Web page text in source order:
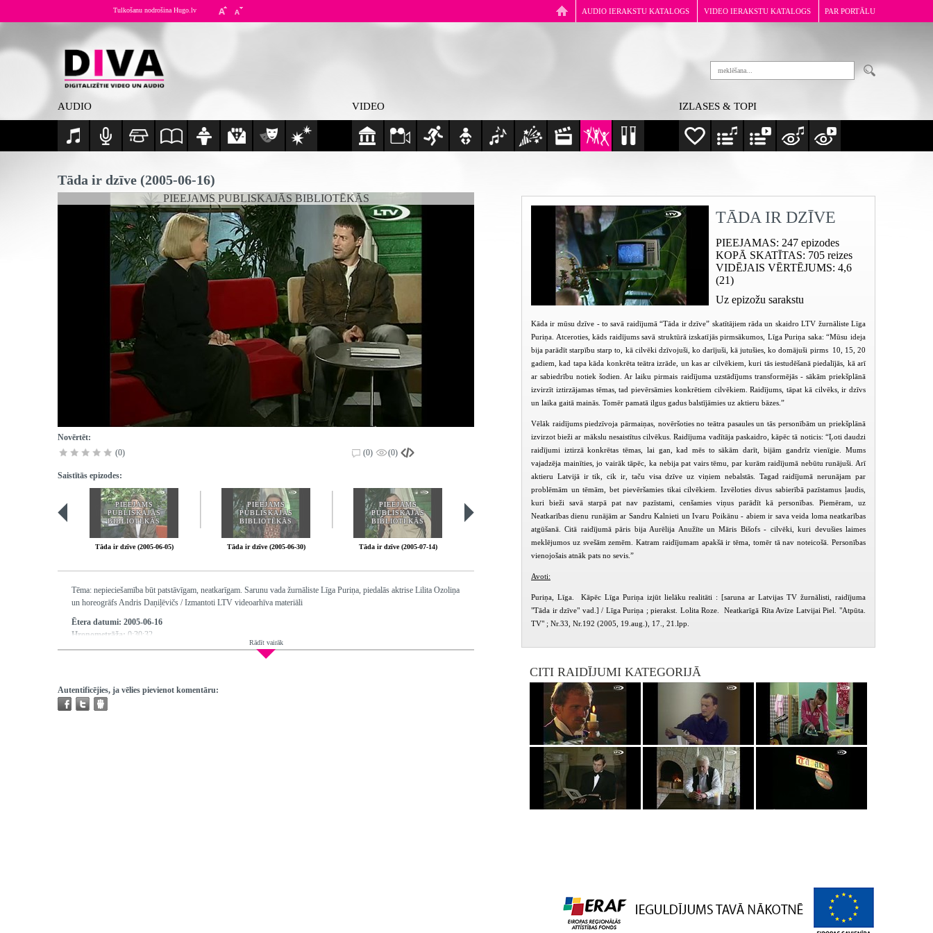
AUDIO IERAKSTU KATALOGS VIDEO IERAKSTU KATALOGS PAR PORTĀLU
Tulkošanu nodrošina Hugo.lv
AUDIO VIDEO IZLASES & TOPI
Tāda ir dzīve (2005-06-16)
PIEEJAMS PUBLISKAJĀS BIBLIOTĒKĀS
Novērtēt:
(0)
(0) (0)
Saistītās epizodes:
PIEEJAMS
PUBLISKAJĀS
BIBLIOTĒKĀS
Tāda ir dzīve (2005-06-05)
PIEEJAMS
PUBLISKAJĀS
BIBLIOTĒKĀS
Tāda ir dzīve (2005-06-30)
PIEEJAMS
PUBLISKAJĀS
BIBLIOTĒKĀS
Tāda ir dzīve (2005-07-14)
PIEEJAMS
PUBLISKAJĀS
BIBLIOTĒKĀS
Tāda ir dzīve (2005-08-11)
PIEEJAMS
PUBLISKAJĀS
BIBLIOTĒKĀS
Tāda ir dzīve (2005-08-25)
PIEEJAMS
PUBLISKAJĀS
BIBLIOTĒKĀS
Tāda ir dzīve (2005-09-08)
Tēma: nepieciešamība būt patstāvīgam, neatkarīgam. Sarunu vada žurnāliste Līga Puriņa, piedalās aktrise Lilita Ozoliņa
un horeogrāfs Andris Daņiļēvičs / Izmantoti LTV videoarhīva materiāli
Ētera datumi: 2005-06-16
Hronometrāža: 0:30:32
Piedalās:Ozoliņa Lilita, Daņiļevičs Andris, Puriņa Līga
Redaktors:
Puriņa Līga
Atskaņojams:
tikai bibliotēkās
Trešo pušu autortiesības:
Rādīt vairāk
Autentificējies, ja vēlies pievienot komentāru:
TĀDA IR DZĪVE
PIEEJAMAS: 247 epizodes
KOPĀ SKATĪTAS: 705 reizes
VIDĒJAIS VĒRTĒJUMS: 4,6
(21)
Uz epizožu sarakstu
Kāda ir mūsu dzīve - to savā raidījumā “Tāda ir dzīve” skatītājiem rāda un skaidro LTV žurnāliste Līga
Puriņa. Atceroties, kāds raidījums savā struktūrā izskatījās pirmsākumos, Līga Puriņa saka: “Mūsu ideja
bija parādīt starpību starp to, kā cilvēki dzīvojuši, ko darījuši, kā jutušies, ko domājuši pirms 10, 15, 20
gadiem, kad tapa kāda konkrēta teātra izrāde, un kas ar cilvēkiem, kuri tās iestudēšanā piedalījās, kā arī
ar sabiedrību notiek šodien. Ar laiku pirmais raidījuma uzstādījums transformējās - sākām priekšplānā
izvirzīt iztirzājamas tēmas, tad pievērsāmies konkrētiem cilvēkiem. Raidījums, tāpat kā cilvēks, ir dzīvs
un laika gaitā mainās. Tomēr pamatā ilgus gadus balstījāmies uz aktieru bāzes.”
Vēlāk raidījums piedzīvoja pārmaiņas, novēršoties no teātra pasaules un tās personībām un priekšplānā
izvirzot bieži ar mākslu nesaistītus cilvēkus. Raidījuma vadītāja paskaidro, kāpēc tā noticis: “Ļoti daudzi
raidījumi iztirzā konkrētas tēmas, lai gan, kad mēs to sākām darīt, bijām gandrīz vienīgie. Mums
vajadzēja mainīties, jo vairāk tāpēc, ka nebija pat vairs tēmu, par kurām raidījumā nebūtu runājuši. Arī
aktieru Latvijā ir tik, cik ir, taču visa dzīve uz viņiem nebalstās. Tagad raidījumā nerunājam par
problēmām un tēmām, bet pievēršamies tikai cilvēkiem. Izvēloties divus sabierībā pazīstamus ļaudis,
kuri bieži savā starpā pat nav pazīstami, cenšamies viņus parādīt kā personības. Piemēram, uz
Neatkarības dienu runājām ar Sandru Kalnieti un Ivaru Poikānu - abiem ir sava veida loma neatkarības
atgūšanā. Citā raidījumā pāris bija Aurēlija Anužīte un Māris Bišofs - cilvēki, kuri devušies laimes
meklējumos uz svešām zemēm. Katram raidījumam apakšā ir tēma, tomēr tā nav noteicošā. Personības
vienojošais atnāk pats no sevis.”
Avoti:
Puriņa, Līga. Kāpēc Līga Puriņa izjūt lielāku realitāti : [saruna ar Latvijas TV žurnālisti, raidījuma
"Tāda ir dzīve" vad.] / Līga Puriņa ; pierakst. Lolita Roze. Neatkarīgā Rīta Avīze Latvijai Piel. "Atpūta.
TV" ; Nr.33, Nr.192 (2005, 19.aug.), 17., 21.lpp.
CITI RAIDĪJUMI KATEGORIJĀ